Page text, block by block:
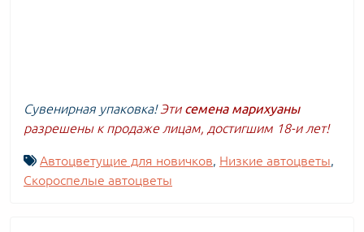
Сувенирная упаковка!Эти семена марихуаны
разрешены к продаже лицам, достигшим 18-и лет!
Автоцветущие для новичков, Низкие автоцветы,
Скороспелые автоцветы